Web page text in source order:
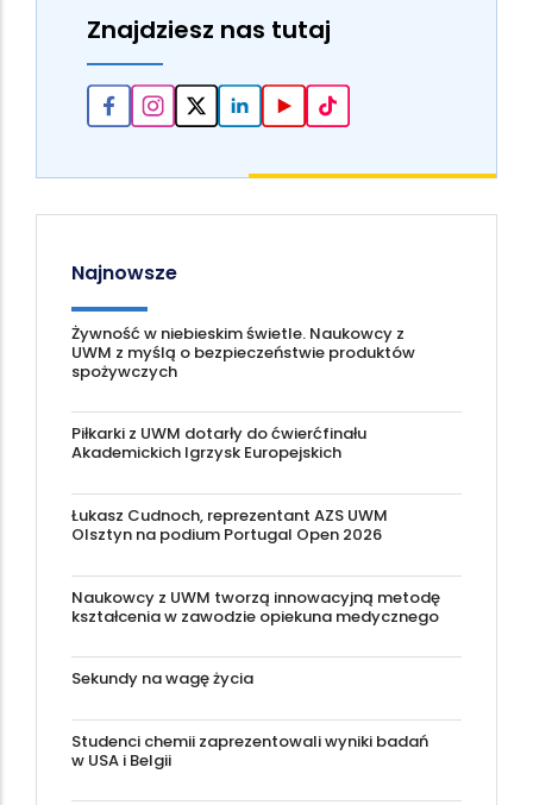
Znajdziesz nas tutaj
Najnowsze
Żywność w niebieskim świetle. Naukowcy z
UWM z myślą o bezpieczeństwie produktów
spożywczych
Piłkarki z UWM dotarły do ćwierćfinału
Akademickich Igrzysk Europejskich
Łukasz Cudnoch, reprezentant AZS UWM
Olsztyn na podium Portugal Open 2026
Naukowcy z UWM tworzą innowacyjną metodę
kształcenia w zawodzie opiekuna medycznego
Sekundy na wagę życia
Studenci chemii zaprezentowali wyniki badań
w USA i Belgii